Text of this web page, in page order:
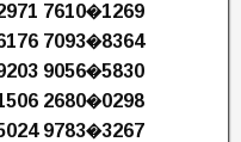
7610�1269
7093�8364
9056�5830
2680�0298
9783�3267